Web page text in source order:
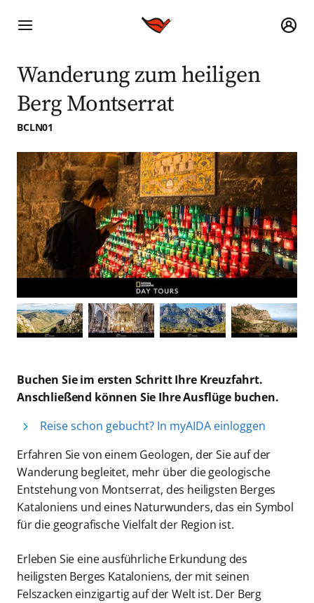
Wanderung zum heiligen
Berg Montserrat
BCLN01
Buchen Sie im ersten Schritt Ihre Kreuzfahrt.
Anschließend können Sie Ihre Ausflüge buchen.
Reise schon gebucht? In myAIDA einloggen
Erfahren Sie von einem Geologen, der Sie auf der
Wanderung begleitet, mehr über die geologische
Entstehung von Montserrat, des heiligsten Berges
Kataloniens und eines Naturwunders, das ein Symbol
für die geografische Vielfalt der Region ist.
Erleben Sie eine ausführliche Erkundung des
heiligsten Berges Kataloniens, der mit seinen
Felszacken einzigartig auf der Welt ist. Der Berg